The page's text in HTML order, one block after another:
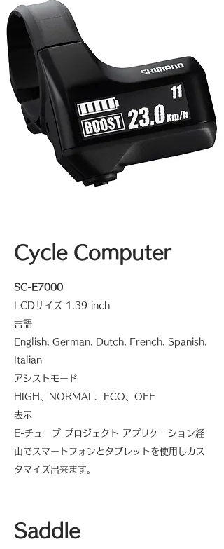
Cycle Computer
SC-E7000
LCDサイズ 1.39 inch
言語
English, German, Dutch, French, Spanish,
Italian
アシストモード
HIGH、NORMAL、ECO、OFF
表示
E-チューブ プロジェクト アプリケーション経
由でスマートフォンとタブレットを使用しカス
タマイズ出来ます。
Saddle